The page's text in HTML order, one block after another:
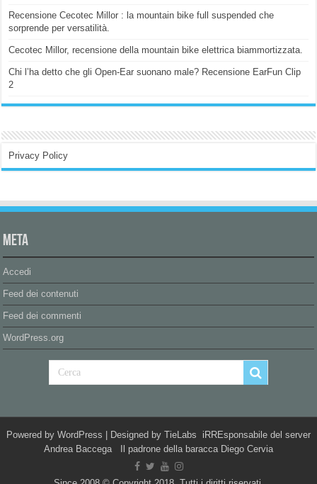
Recensione Cecotec Millor : la mountain bike full suspended che
sorprende per versatilità.
Cecotec Millor, recensione della mountain bike elettrica biammortizzata.
Chi l’ha detto che gli Open-Ear suonano male? Recensione EarFun Clip
2
Privacy Policy
Meta
Accedi
Feed dei contenuti
Feed dei commenti
WordPress.org
Powered by WordPress | Designed by TieLabs iRREsponsabile del server
Andrea Baccega Il padrone della baracca Diego Cervia